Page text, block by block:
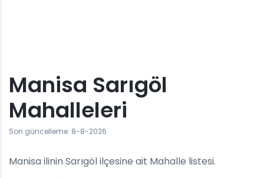
Manisa Sarıgöl
Mahalleleri
Son güncelleme: 8-8-2026
Manisa ilinin Sarıgöl ilçesine ait Mahalle listesi.